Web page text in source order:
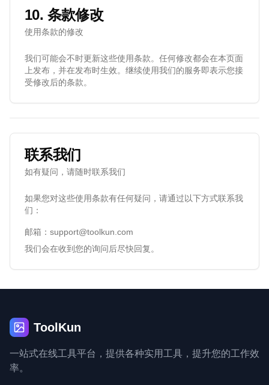
10. 条款修改
使用条款的修改
我们可能会不时更新这些使用条款。任何修改都会在本页面
上发布，并在发布时生效。继续使用我们的服务即表示您接
受修改后的条款。
联系我们
如有疑问，请随时联系我们
如果您对这些使用条款有任何疑问，请通过以下方式联系我
们：
邮箱： support@toolkun.com
我们会在收到您的询问后尽快回复。
ToolKun
一站式在线工具平台，提供各种实用工具，提升您的工作效
率。